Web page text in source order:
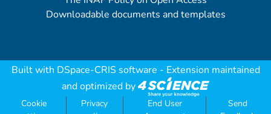
Downloadable documents and templates
Built with DSpace-CRIS software - Extension maintained
and optimized by
Cookie
Privacy
End User
Send